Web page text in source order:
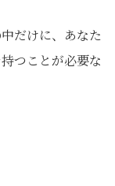
だけに、あなた
つことが必要な